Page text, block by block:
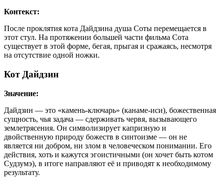
Контекст:
После проклятия кота Дайдзина душа Соты перемещается в
этот стул. На протяжении большей части фильма Сота
существует в этой форме, бегая, прыгая и сражаясь, несмотря
на отсутствие одной ножки.
Кот Дайдзин
Значение:
Дайдзин — это «камень-ключарь» (канаме-иси), божественная
сущность, чья задача — сдерживать червя, вызывающего
землетрясения. Он символизирует капризную и
двойственную природу божеств в синтоизме — он не
является ни добром, ни злом в человеческом понимании. Его
действия, хоть и кажутся эгоистичными (он хочет быть котом
Судзумэ), в итоге направляют её и приводят к необходимому
результату.